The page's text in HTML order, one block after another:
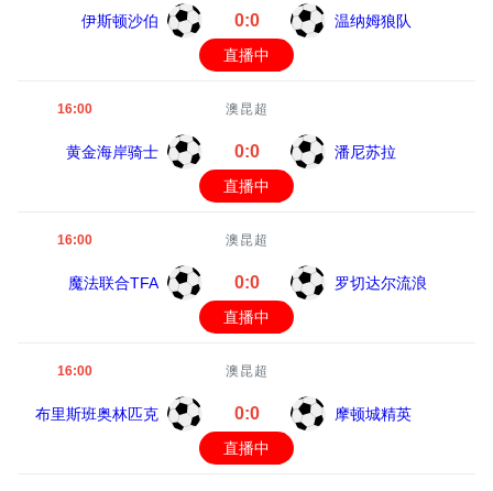
伊斯顿沙伯 0:0
温纳姆狼队
直播中
16:00 澳昆超
黄金海岸骑士 0:0
潘尼苏拉
直播中
16:00 澳昆超
魔法联合TFA 0:0
罗切达尔流浪
直播中
16:00 澳昆超
布里斯班奥林匹克 0:0
摩顿城精英
直播中